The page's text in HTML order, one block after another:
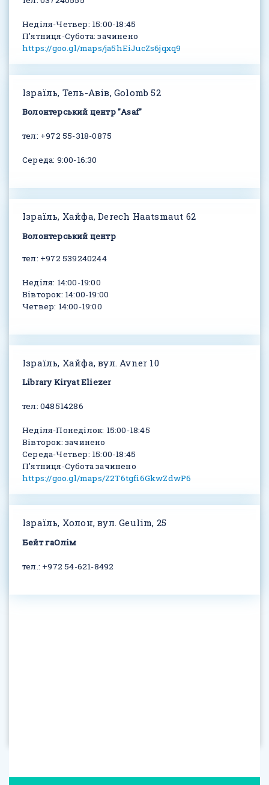
Неділя-Четвер: 15:00-18:45
П'ятниця-Субота: зачинено
https://goo.gl/maps/ja5hEiJucZs6jqxq9
Ізраїль, Тель-Авів, Golomb 52
Волонтерський центр "Asaf"
тел: +972 55-318-0875
Середа: 9:00-16:30
Ізраїль, Хайфа, Derech Haatsmaut 62
Волонтерський центр
тел: +972 539240244
Неділя: 14:00-19:00
Вівторок: 14:00-19:00
Четвер: 14:00-19:00
Ізраїль, Хайфа, вул. Avner 10
Library Kiryat Eliezer
тел: 048514286
Неділя-Понеділок: 15:00-18:45
Вівторок: зачинено
Cереда-Четвер: 15:00-18:45
П'ятниця-Субота зачинено
https://goo.gl/maps/Z2T6tgfi6GkwZdwP6
Ізраїль, Холон, вул. Geulim, 25
Бейт гаОлім
тел.: +972 54-621-8492